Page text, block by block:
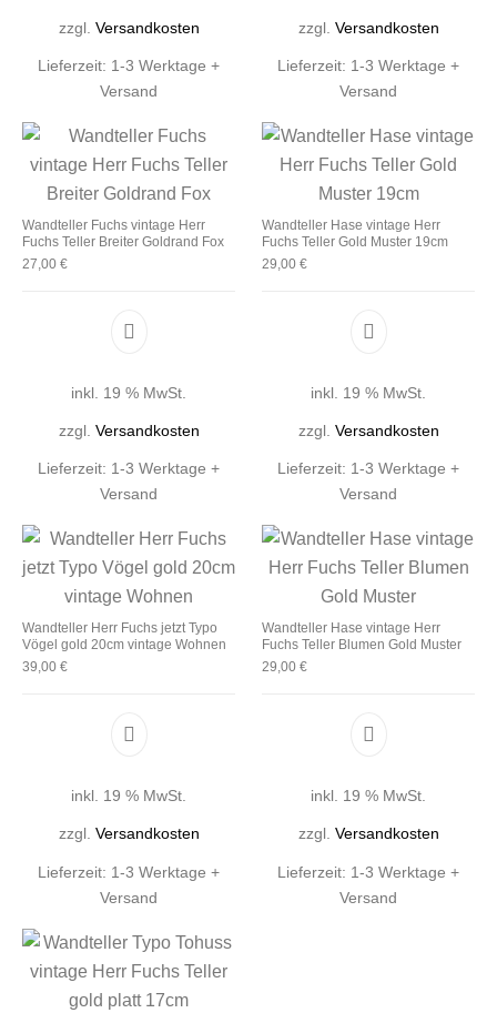
zzgl. Versandkosten
Lieferzeit: 1-3 Werktage +
Versand
zzgl. Versandkosten
Lieferzeit: 1-3 Werktage +
Versand
Wandteller Fuchs vintage Herr
Fuchs Teller Breiter Goldrand Fox
27,00 €
inkl. 19 % MwSt.
zzgl. Versandkosten
Lieferzeit: 1-3 Werktage +
Versand
Wandteller Hase vintage Herr
Fuchs Teller Gold Muster 19cm
29,00 €
inkl. 19 % MwSt.
zzgl. Versandkosten
Lieferzeit: 1-3 Werktage +
Versand
Wandteller Herr Fuchs jetzt Typo
Vögel gold 20cm vintage Wohnen
39,00 €
inkl. 19 % MwSt.
zzgl. Versandkosten
Lieferzeit: 1-3 Werktage +
Versand
Wandteller Hase vintage Herr
Fuchs Teller Blumen Gold Muster
29,00 €
inkl. 19 % MwSt.
zzgl. Versandkosten
Lieferzeit: 1-3 Werktage +
Versand